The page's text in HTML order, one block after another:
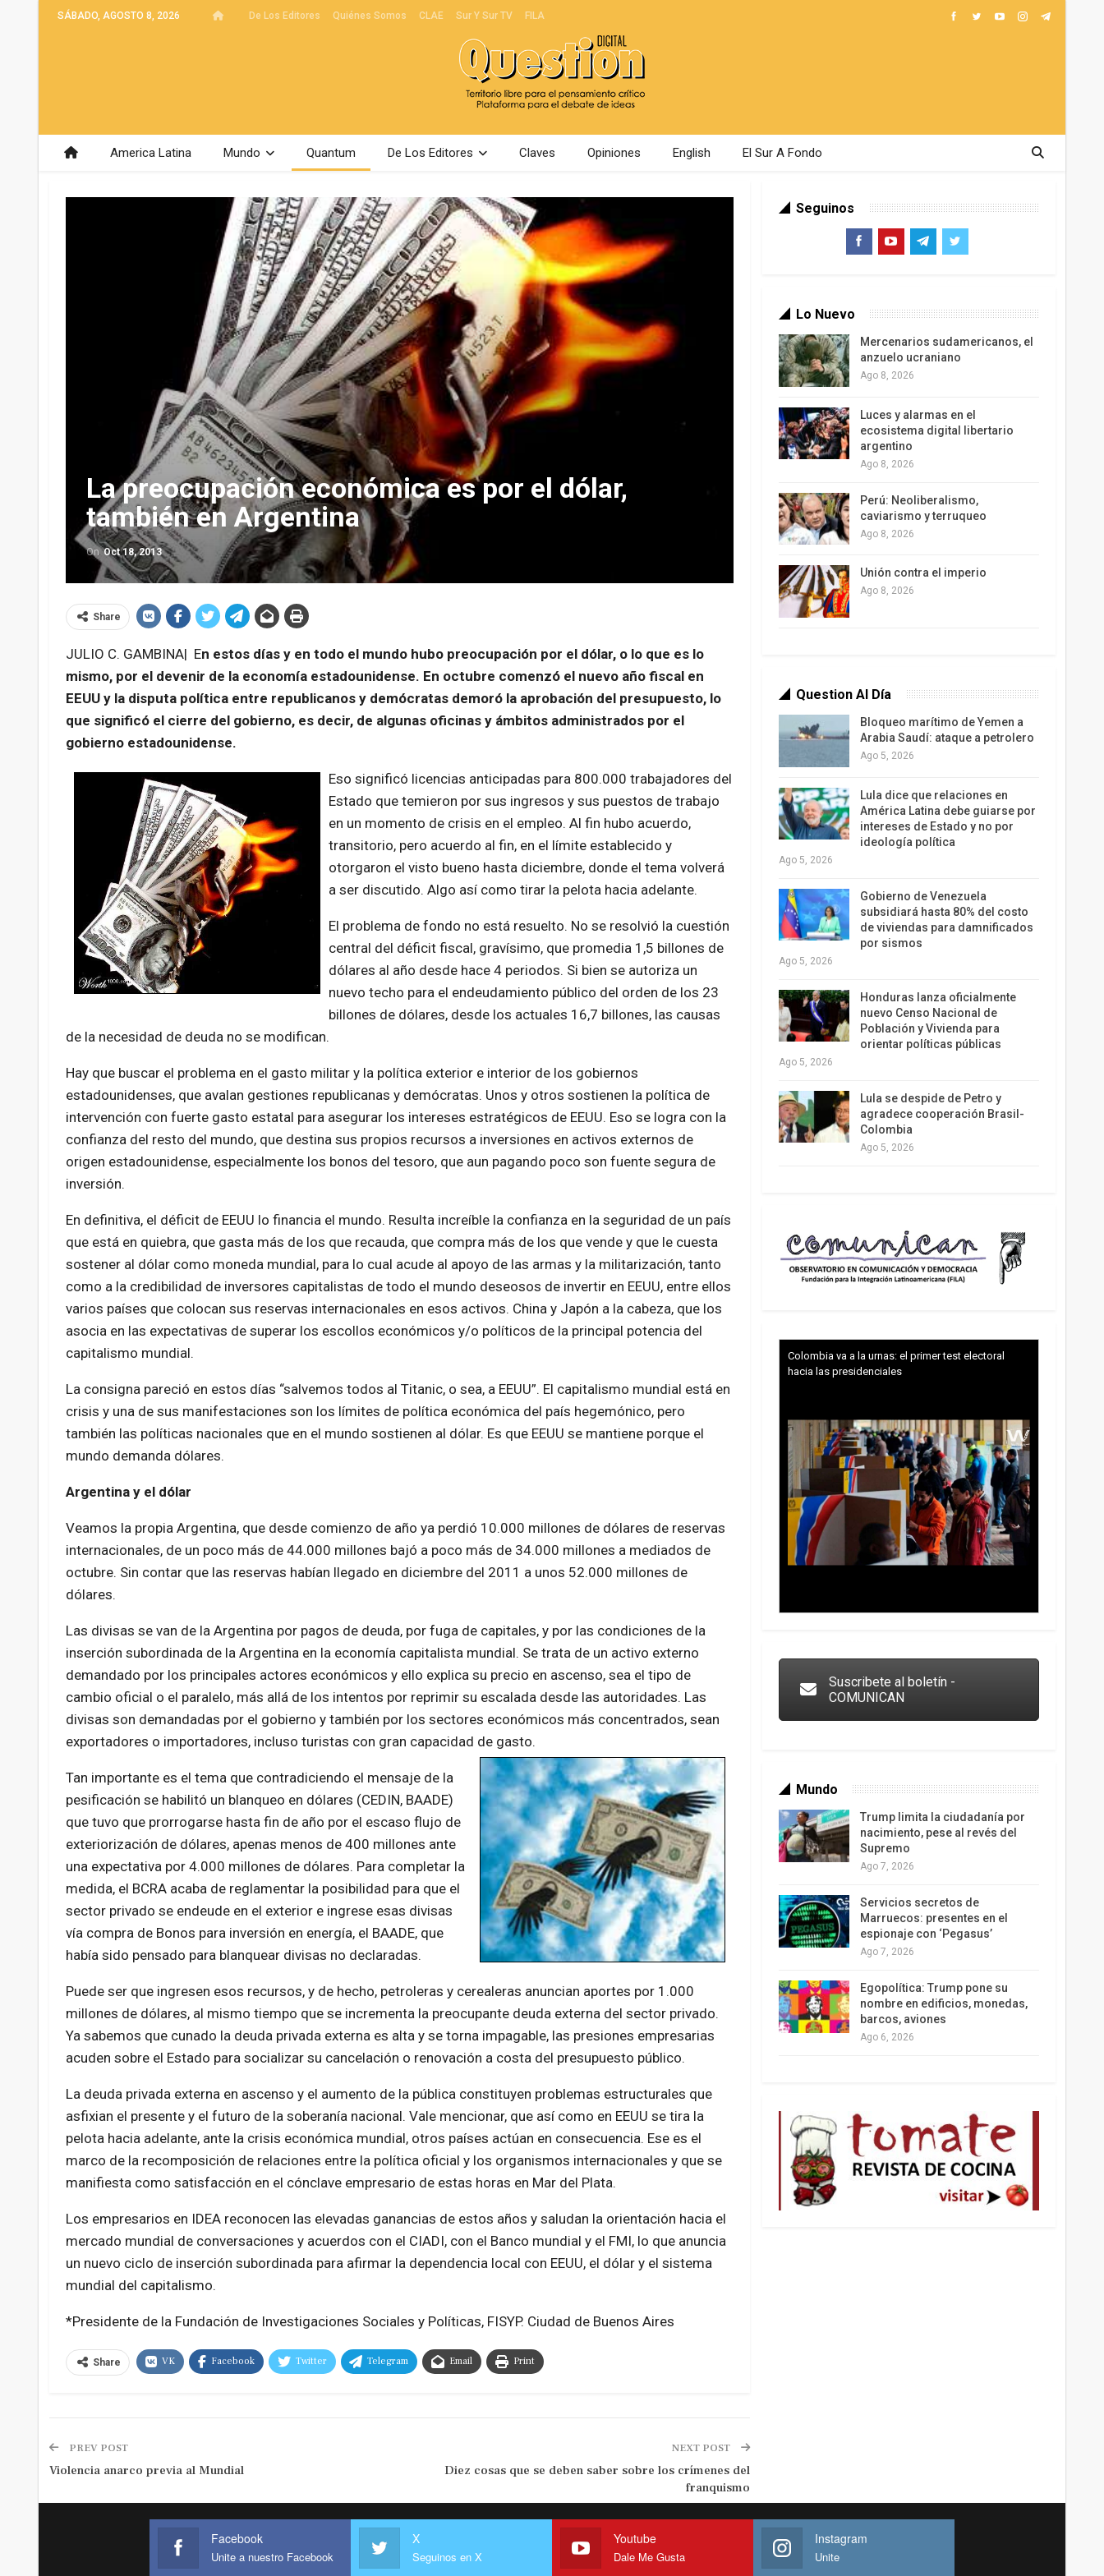
SÁBADO, AGOSTO 8, 2026 De Los Editores Quiénes Somos CLAE Sur Y Sur TV FILA
America Latina Mundo Quantum De Los Editores Claves Opiniones English El Sur A Fondo
La preocupación económica es por el dólar,
también en Argentina
OnOct 18, 2013
Share
JULIO C. GAMBINA| En estos días y en todo el mundo hubo preocupación por el dólar, o lo que es lo
mismo, por el devenir de la economía estadounidense. En octubre comenzó el nuevo año fiscal en
EEUU y la disputa política entre republicanos y demócratas demoró la aprobación del presupuesto, lo
que significó el cierre del gobierno, es decir, de algunas oficinas y ámbitos administrados por el
gobierno estadounidense.
Eso significó licencias anticipadas para 800.000 trabajadores del
Estado que temieron por sus ingresos y sus puestos de trabajo
en un momento de crisis en el empleo. Al fin hubo acuerdo,
transitorio, pero acuerdo al fin, en el límite establecido y
otorgaron el visto bueno hasta diciembre, donde el tema volverá
a ser discutido. Algo así como tirar la pelota hacia adelante.
El problema de fondo no está resuelto. No se resolvió la cuestión
central del déficit fiscal, gravísimo, que promedia 1,5 billones de
dólares al año desde hace 4 periodos. Si bien se autoriza un
nuevo techo para el endeudamiento público del orden de los 23
billones de dólares, desde los actuales 16,7 billones, las causas
de la necesidad de deuda no se modifican.
Hay que buscar el problema en el gasto militar y la política exterior e interior de los gobiernos
estadounidenses, que avalan gestiones republicanas y demócratas. Unos y otros sostienen la política de
intervención con fuerte gasto estatal para asegurar los intereses estratégicos de EEUU. Eso se logra con la
confianza del resto del mundo, que destina sus propios recursos a inversiones en activos externos de
origen estadounidense, especialmente los bonos del tesoro, que aun pagando poco son fuente segura de
inversión.
En definitiva, el déficit de EEUU lo financia el mundo. Resulta increíble la confianza en la seguridad de un país
que está en quiebra, que gasta más de los que recauda, que compra más de los que vende y que le cuesta
sostener al dólar como moneda mundial, para lo cual acude al apoyo de las armas y la militarización, tanto
como a la credibilidad de inversores capitalistas de todo el mundo deseosos de invertir en EEUU, entre ellos
varios países que colocan sus reservas internacionales en esos activos. China y Japón a la cabeza, que los
asocia en las expectativas de superar los escollos económicos y/o políticos de la principal potencia del
capitalismo mundial.
La consigna pareció en estos días “salvemos todos al Titanic, o sea, a EEUU”. El capitalismo mundial está en
crisis y una de sus manifestaciones son los límites de política económica del país hegemónico, pero
también las políticas nacionales que en el mundo sostienen al dólar. Es que EEUU se mantiene porque el
mundo demanda dólares.
Argentina y el dólar
Veamos la propia Argentina, que desde comienzo de año ya perdió 10.000 millones de dólares de reservas
internacionales, de un poco más de 44.000 millones bajó a poco más de 34.000 millones a mediados de
octubre. Sin contar que las reservas habían llegado en diciembre del 2011 a unos 52.000 millones de
dólares.
Las divisas se van de la Argentina por pagos de deuda, por fuga de capitales, y por las condiciones de la
inserción subordinada de la Argentina en la economía capitalista mundial. Se trata de un activo externo
demandado por los principales actores económicos y ello explica su precio en ascenso, sea el tipo de
cambio oficial o el paralelo, más allá de los intentos por reprimir su escalada desde las autoridades. Las
divisas son demandadas por el gobierno y también por los sectores económicos más concentrados, sean
exportadores o importadores, incluso turistas con gran capacidad de gasto.
Tan importante es el tema que contradiciendo el mensaje de la
pesificación se habilitó un blanqueo en dólares (CEDIN, BAADE)
que tuvo que prorrogarse hasta fin de año por el escaso flujo de
exteriorización de dólares, apenas menos de 400 millones ante
una expectativa por 4.000 millones de dólares. Para completar la
medida, el BCRA acaba de reglamentar la posibilidad para que el
sector privado se endeude en el exterior e ingrese esas divisas
vía compra de Bonos para inversión en energía, el BAADE, que
había sido pensado para blanquear divisas no declaradas.
Puede ser que ingresen esos recursos, y de hecho, petroleras y cerealeras anuncian aportes por 1.000
millones de dólares, al mismo tiempo que se incrementa la preocupante deuda externa del sector privado.
Ya sabemos que cunado la deuda privada externa es alta y se torna impagable, las presiones empresarias
acuden sobre el Estado para socializar su cancelación o renovación a costa del presupuesto público.
La deuda privada externa en ascenso y el aumento de la pública constituyen problemas estructurales que
asfixian el presente y el futuro de la soberanía nacional. Vale mencionar, que así como en EEUU se tira la
pelota hacia adelante, ante la crisis económica mundial, otros países actúan en consecuencia. Ese es el
marco de la recomposición de relaciones entre la política oficial y los organismos internacionales y que se
manifiesta como satisfacción en el cónclave empresario de estas horas en Mar del Plata.
Los empresarios en IDEA reconocen las elevadas ganancias de estos años y saludan la orientación hacia el
mercado mundial de conversaciones y acuerdos con el CIADI, con el Banco mundial y el FMI, lo que anuncia
un nuevo ciclo de inserción subordinada para afirmar la dependencia local con EEUU, el dólar y el sistema
mundial del capitalismo.
*Presidente de la Fundación de Investigaciones Sociales y Políticas, FISYP. Ciudad de Buenos Aires
Share VK Facebook Twitter Telegram Email Print
PREV POST
Violencia anarco previa al Mundial
NEXT POST
Diez cosas que se deben saber sobre los crímenes del
franquismo
Seguinos
Lo Nuevo
Mercenarios sudamericanos, el
anzuelo ucraniano
Ago 8, 2026
Luces y alarmas en el
ecosistema digital libertario
argentino
Ago 8, 2026
Perú: Neoliberalismo,
caviarismo y terruqueo
Ago 8, 2026
Unión contra el imperio
Ago 8, 2026
Question Al Día
Bloqueo marítimo de Yemen a
Arabia Saudí: ataque a petrolero
Ago 5, 2026
Lula dice que relaciones en
América Latina debe guiarse por
intereses de Estado y no por
ideología política
Ago 5, 2026
Gobierno de Venezuela
subsidiará hasta 80% del costo
de viviendas para damnificados
por sismos
Ago 5, 2026
Honduras lanza oficialmente
nuevo Censo Nacional de
Población y Vivienda para
orientar políticas públicas
Ago 5, 2026
Lula se despide de Petro y
agradece cooperación Brasil-
Colombia
Ago 5, 2026
Colombia va a la urnas: el primer test electoral
hacia las presidenciales
Suscribete al boletín -
COMUNICAN
Mundo
Trump limita la ciudadanía por
nacimiento, pese al revés del
Supremo
Ago 7, 2026
Servicios secretos de
Marruecos: presentes en el
espionaje con ‘Pegasus’
Ago 7, 2026
Egopolítica: Trump pone su
nombre en edificios, monedas,
barcos, aviones
Ago 6, 2026
Facebook
Unite a nuestro Facebook
X
Seguinos en X
Youtube
Dale Me Gusta
Instagram
Unite